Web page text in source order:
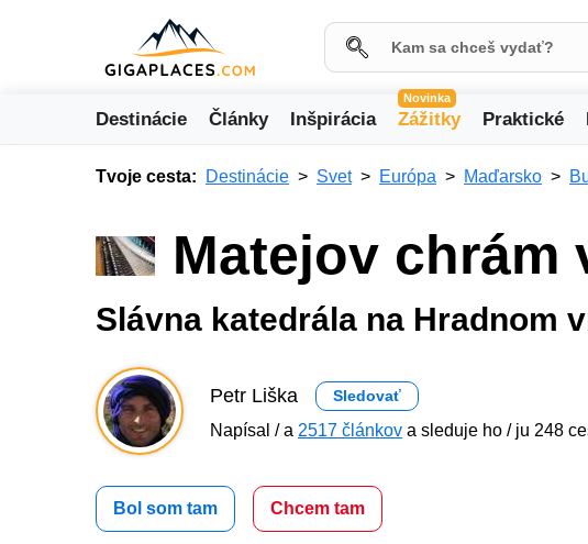
Destinácie Články Inšpirácia
Novinka
Zážitky Praktické
Tvoje cesta: Destinácie Svet Európa Maďarsko
Matejov chrám
Slávna katedrála na Hradnom
Petr Liška Sledovať
Napísal / a 2517 článkov a sleduje ho / ju 248
Bol som tam Chcem tam